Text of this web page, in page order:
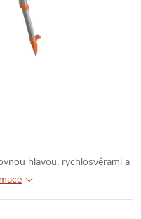
hlavou, rychlosvěrami a